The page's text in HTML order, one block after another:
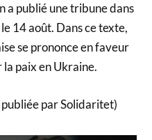
a publié une tribune dans
14 août. Dans ce texte,
se prononce en faveur
paix en Ukraine.
par Solidaritet)